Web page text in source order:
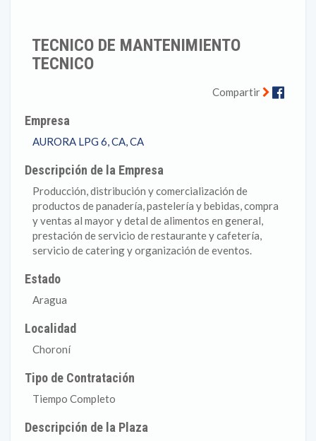
TECNICO DE MANTENIMIENTO
TECNICO
Compartir
Empresa
AURORA LPG 6, CA, CA
Descripción de la Empresa
Producción, distribución y comercialización de
productos de panadería, pastelería y bebidas, compra
y ventas al mayor y detal de alimentos en general,
prestación de servicio de restaurante y cafetería,
servicio de catering y organización de eventos.
Estado
Aragua
Localidad
Choroní
Tipo de Contratación
Tiempo Completo
Descripción de la Plaza